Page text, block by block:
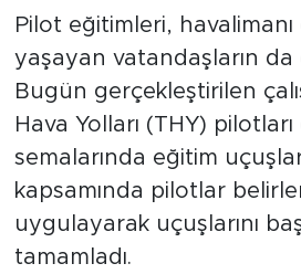
Pilot eğitimleri,
yaşayan vatandaşların da
Bugün gerçekleştirilen
Hava Yolları (THY)
semalarında eğitim
kapsamında pilotlar
uygulayarak uçuşlarını
tamamladı.